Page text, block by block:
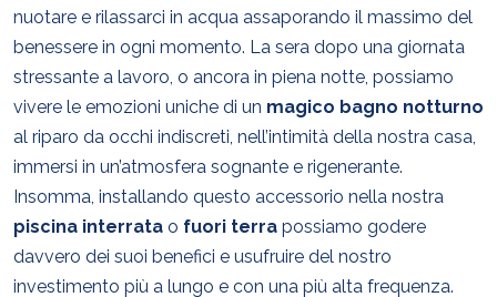
nuotare e rilassarci in acqua assaporando il massimo del
benessere in ogni momento. La sera dopo una giornata
stressante a lavoro, o ancora in piena notte, possiamo
vivere le emozioni uniche di un magico bagno notturno
al riparo da occhi indiscreti, nell’intimità della nostra casa,
immersi in un’atmosfera sognante e rigenerante.
Insomma, installando questo accessorio nella nostra
piscina interrata o fuori terra possiamo godere
davvero dei suoi benefici e usufruire del nostro
investimento più a lungo e con una più alta frequenza.